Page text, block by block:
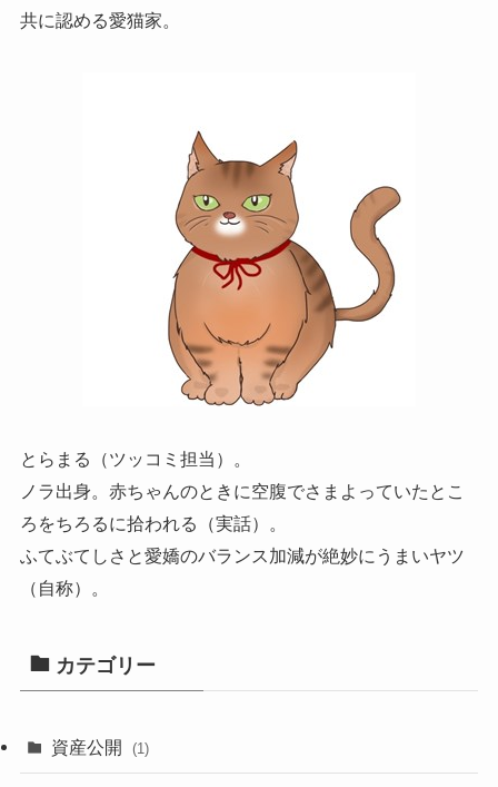
共に認める愛猫家。
とらまる（ツッコミ担当）。
ノラ出身。赤ちゃんのときに空腹でさまよっていたとこ
ろをちろるに拾われる（実話）。
ふてぶてしさと愛嬌のバランス加減が絶妙にうまいヤツ
（自称）。
カテゴリー
資産公開 (1)